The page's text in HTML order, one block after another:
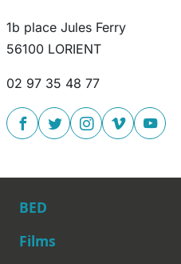
1b place Jules Ferry
56100 LORIENT
02 97 35 48 77
BED
Films